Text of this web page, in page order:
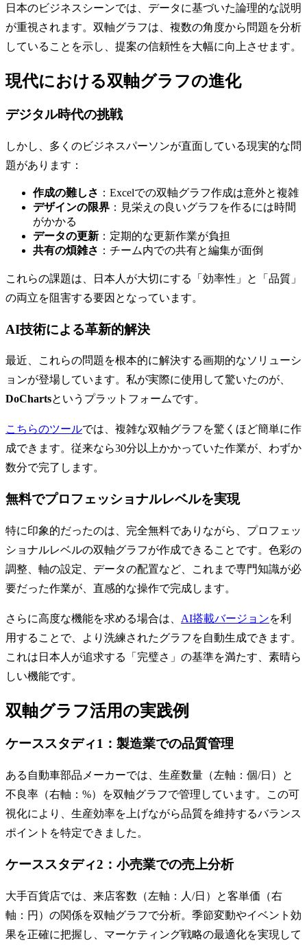
日本のビジネスシーンでは、データに基づいた論理的な説明
が重視されます。双軸グラフは、複数の角度から問題を分析
していることを示し、提案の信頼性を大幅に向上させます。
現代における双軸グラフの進化
デジタル時代の挑戦
しかし、多くのビジネスパーソンが直面している現実的な問
題があります：
作成の難しさ ：Excelでの双軸グラフ作成は意外と複雑
デザインの限界 ：見栄えの良いグラフを作るには時間
がかかる
データの更新 ：定期的な更新作業が負担
共有の煩雑さ ：チーム内での共有と編集が面倒
これらの課題は、日本人が大切にする「効率性」と「品質」
の両立を阻害する要因となっています。
AI技術による革新的解決
最近、これらの問題を根本的に解決する画期的なソリューシ
ョンが登場しています。私が実際に使用して驚いたのが、
DoChartsというプラットフォームです。
こちらのツールでは、複雑な双軸グラフを驚くほど簡単に作
成できます。従来なら30分以上かかっていた作業が、わずか
数分で完了します。
無料でプロフェッショナルレベルを実現
特に印象的だったのは、完全無料でありながら、プロフェッ
ショナルレベルの双軸グラフが作成できることです。色彩の
調整、軸の設定、データの配置など、これまで専門知識が必
要だった作業が、直感的な操作で完成します。
さらに高度な機能を求める場合は、 AI搭載バージョンを利
用することで、より洗練されたグラフを自動生成できます。
これは日本人が追求する「完璧さ」の基準を満たす、素晴ら
しい機能です。
双軸グラフ活用の実践例
ケーススタディ1：製造業での品質管理
ある自動車部品メーカーでは、生産数量（左軸：個/日）と
不良率（右軸：%）を双軸グラフで管理しています。この可
視化により、生産効率を上げながら品質を維持するバランス
ポイントを特定できました。
ケーススタディ2：小売業での売上分析
大手百貨店では、来店客数（左軸：人/日）と客単価（右
軸：円）の関係を双軸グラフで分析。季節変動やイベント効
果を正確に把握し、マーケティング戦略の最適化を実現して